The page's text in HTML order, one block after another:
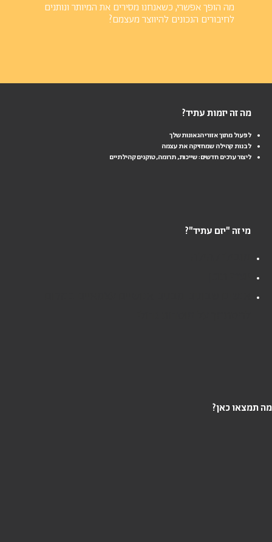
מה הופך אפשרי, כשאנחנו מסירים את המיותר ונותנים
לחיבורים הנכונים להיווצר מעצמם?
מי זה "יזם עתיד"?
מה זה יזמות עתיד?
לפעול מתוך אזורי הגאונות שלך
לבנות קהילה שמחזיקה את עצמה
ליצור ערכים חדשים: שייכות, תרומה, טוקנים קהילתיים
מה תמצאו כאן?